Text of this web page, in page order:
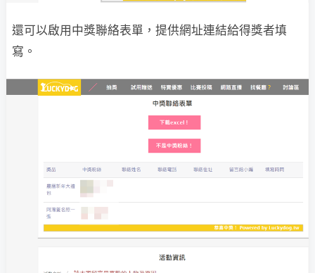
還可以啟用中獎聯絡表單，提供網址連結給得獎者填
寫。